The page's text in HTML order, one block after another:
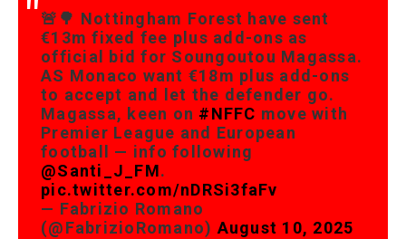
🚨🌳 Nottingham Forest have sent
€13m fixed fee plus add-ons as
official bid for Soungoutou Magassa.
AS Monaco want €18m plus add-ons
to accept and let the defender go.
Magassa, keen on #NFFC move with
Premier League and European
football — info following
@Santi_J_FM.
pic.twitter.com/nDRSi3faFv
— Fabrizio Romano
(@FabrizioRomano)August 10, 2025